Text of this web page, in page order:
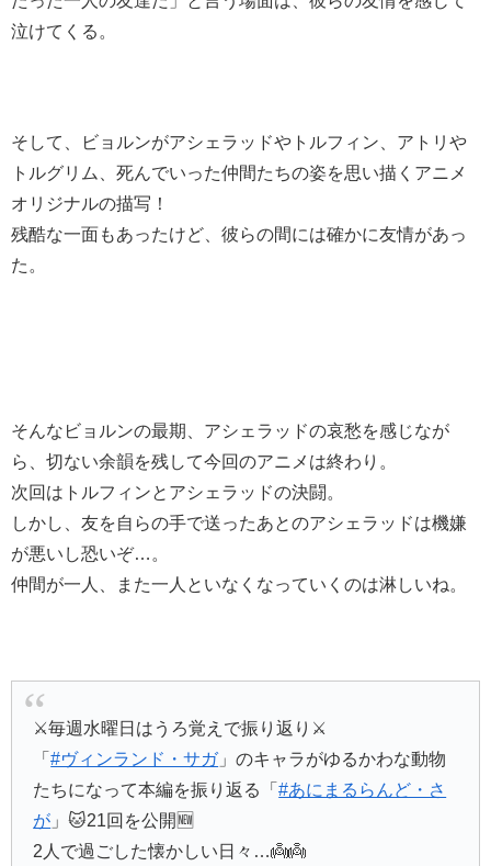
泣けてくる。
そして、ビョルンがアシェラッドやトルフィン、アトリや
トルグリム、死んでいった仲間たちの姿を思い描くアニメ
オリジナルの描写！
残酷な一面もあったけど、彼らの間には確かに友情があっ
た。
そんなビョルンの最期、アシェラッドの哀愁を感じなが
ら、切ない余韻を残して今回のアニメは終わり。
次回はトルフィンとアシェラッドの決闘。
しかし、友を自らの手で送ったあとのアシェラッドは機嫌
が悪いし恐いぞ…。
仲間が一人、また一人といなくなっていくのは淋しいね。
⚔️毎週水曜日はうろ覚えで振り返り⚔️
「#ヴィンランド・サガ」のキャラがゆるかわな動物
たちになって本編を振り返る「#あにまるらんど・さ
が 」🐱21回を公開🆕
2人で過ごした懐かしい日々…👼👼